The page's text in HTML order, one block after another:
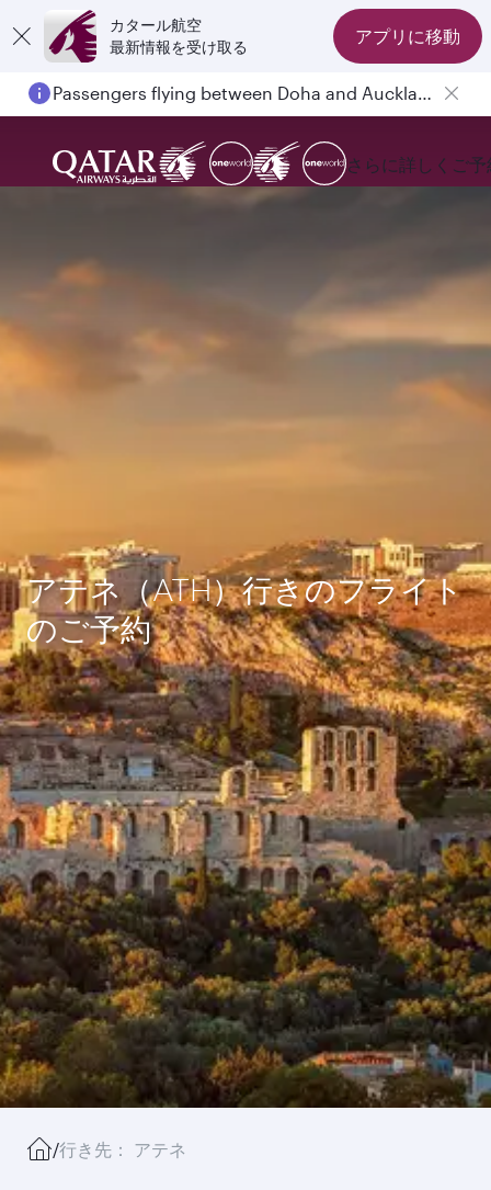
カタール航空
最新情報を受け取る
アプリに移動
Passengers flying between Doha and Auckland on QR914 and QR915
さらに詳しく ご予
アテネ（ATH）行きのフライト
のご予約
/行き先： アテネ